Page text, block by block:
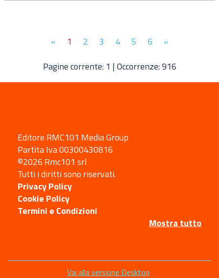
« 1 2 3 4 5 6
»
Pagine corrente: 1 | Occorrenze: 916
Editore RMC101 Media Group
Partita Iva 00300430816
©2026 Rmc101 srl
Tutti i diritti sono riservati.
Privacy Policy
Cookie Policy
Termini e Condizioni
Mostra tutto
Vai alla versione Desktop